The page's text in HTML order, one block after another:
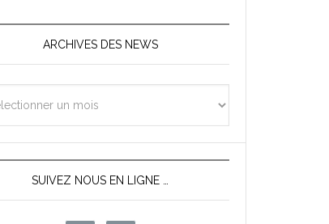
ARCHIVES DES NEWS
SUIVEZ NOUS EN LIGNE …